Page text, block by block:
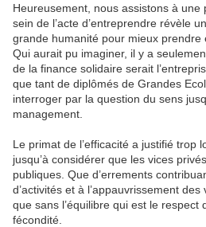
Heureusement, nous assistons à une
sein de l’acte d’entreprendre révèle
grande humanité pour mieux prendre
Qui aurait pu imaginer, il y a
de la finance solidaire serait
que tant de diplômés de Grandes
interroger par la question du sens
management.
Le primat de l’efficacité a justifié trop
jusqu’à considérer que les vices
publiques. Que d’errements
d’activités et à l’appauvrissement
que sans l’équilibre qui est le respect
fécondité.